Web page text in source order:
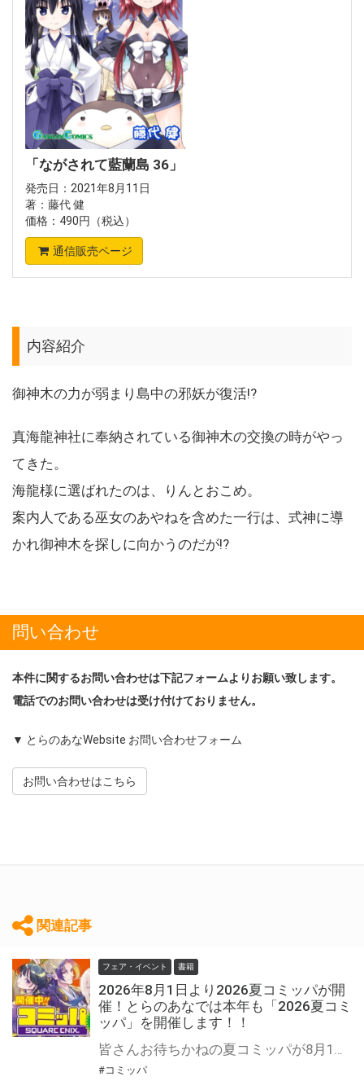
「ながされて藍蘭島 36」
発売日：2021年8月11日
著：藤代 健
価格：490円（税込）
通信販売ページ
内容紹介
御神木の力が弱まり島中の邪妖が復活!?
真海龍神社に奉納されている御神木の交換の時がやっ
てきた。
海龍様に選ばれたのは、りんとおこめ。
案内人である巫女のあやねを含めた一行は、式神に導
かれ御神木を探しに向かうのだが!?
問い合わせ
本件に関するお問い合わせは下記フォームよりお願い致します。
電話でのお問い合わせは受け付けておりません。
▼ とらのあなWebsite お問い合わせフォーム
お問い合わせはこちら
関連記事
フェア・イベント 書籍
2026年8月1日より2026夏コミッパが開
催！とらのあなでは本年も「2026夏コミ
ッパ」を開催します！！
皆さんお待ちかねの夏コミッパが8月1日から開催！ 対象商品をお買い上げの方には「クリアしおり」を１枚プレゼント。 是非気になっていた作品を一気読みしてくださいね☆ コミッパの特設ページはこちら↓
#コミッパ